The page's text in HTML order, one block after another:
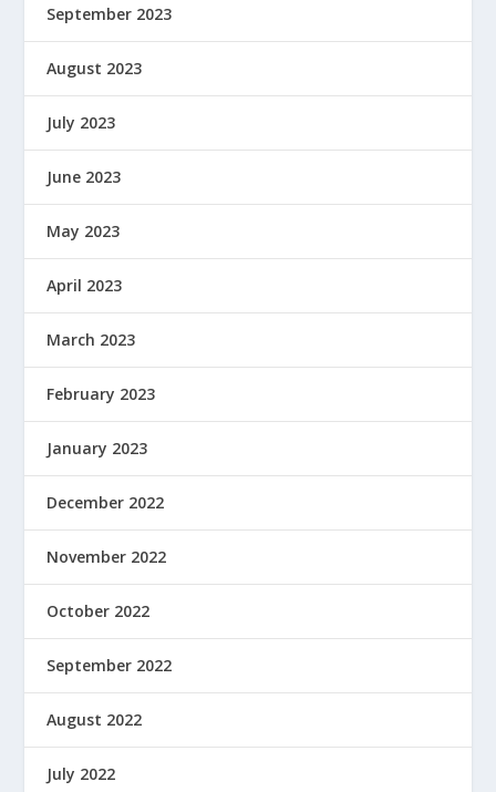
September 2023
August 2023
July 2023
June 2023
May 2023
April 2023
March 2023
February 2023
January 2023
December 2022
November 2022
October 2022
September 2022
August 2022
July 2022